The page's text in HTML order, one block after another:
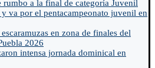
rumbo a la final de categoría Juvenil
va por el pentacampeonato juvenil en
en zona de finales del
2026
intensa jornada dominical en